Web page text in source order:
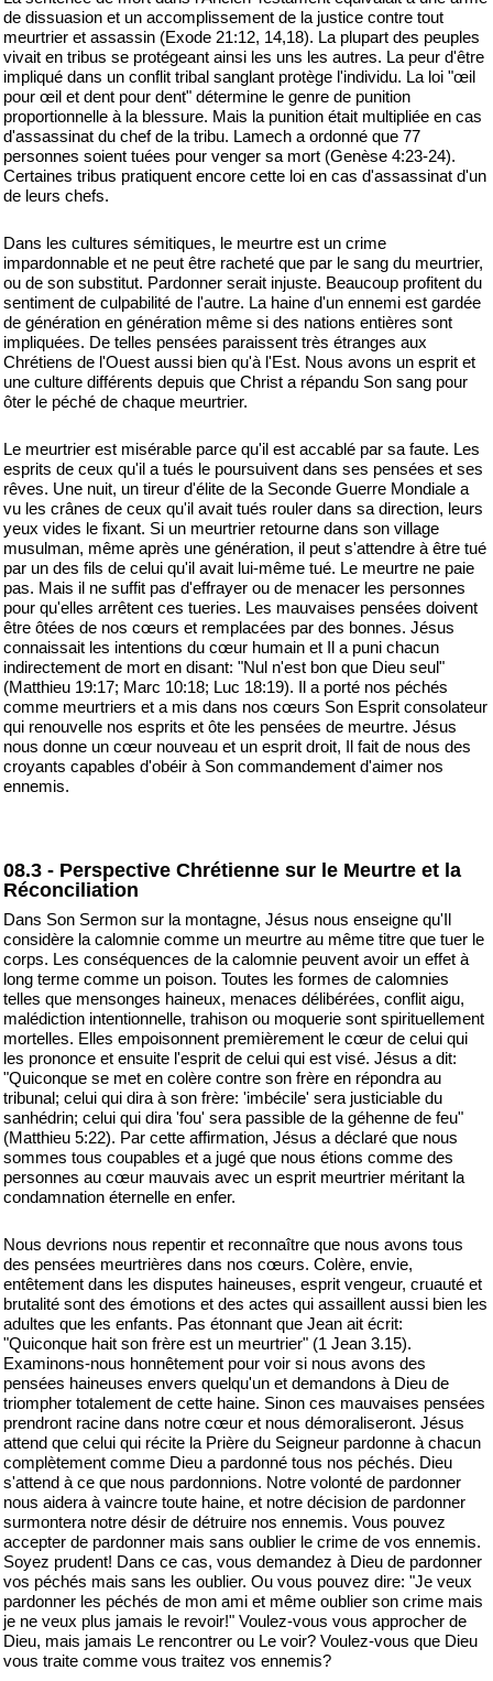
de dissuasion et un accomplissement de la justice contre tout
meurtrier et assassin (Exode 21:12, 14,18). La plupart des peuples
vivait en tribus se protégeant ainsi les uns les autres. La peur d'être
impliqué dans un conflit tribal sanglant protège l'individu. La loi "œil
pour œil et dent pour dent" détermine le genre de punition
proportionnelle à la blessure. Mais la punition était multipliée en cas
d'assassinat du chef de la tribu. Lamech a ordonné que 77
personnes soient tuées pour venger sa mort (Genèse 4:23-24).
Certaines tribus pratiquent encore cette loi en cas d'assassinat d'un
de leurs chefs.
Dans les cultures sémitiques, le meurtre est un crime
impardonnable et ne peut être racheté que par le sang du meurtrier,
ou de son substitut. Pardonner serait injuste. Beaucoup profitent du
sentiment de culpabilité de l'autre. La haine d'un ennemi est gardée
de génération en génération même si des nations entières sont
impliquées. De telles pensées paraissent très étranges aux
Chrétiens de l'Ouest aussi bien qu'à l'Est. Nous avons un esprit et
une culture différents depuis que Christ a répandu Son sang pour
ôter le péché de chaque meurtrier.
Le meurtrier est misérable parce qu'il est accablé par sa faute. Les
esprits de ceux qu'il a tués le poursuivent dans ses pensées et ses
rêves. Une nuit, un tireur d'élite de la Seconde Guerre Mondiale a
vu les crânes de ceux qu'il avait tués rouler dans sa direction, leurs
yeux vides le fixant. Si un meurtrier retourne dans son village
musulman, même après une génération, il peut s'attendre à être tué
par un des fils de celui qu'il avait lui-même tué. Le meurtre ne paie
pas. Mais il ne suffit pas d'effrayer ou de menacer les personnes
pour qu'elles arrêtent ces tueries. Les mauvaises pensées doivent
être ôtées de nos cœurs et remplacées par des bonnes. Jésus
connaissait les intentions du cœur humain et Il a puni chacun
indirectement de mort en disant: "Nul n'est bon que Dieu seul"
(Matthieu 19:17; Marc 10:18; Luc 18:19). Il a porté nos péchés
comme meurtriers et a mis dans nos cœurs Son Esprit consolateur
qui renouvelle nos esprits et ôte les pensées de meurtre. Jésus
nous donne un cœur nouveau et un esprit droit, Il fait de nous des
croyants capables d'obéir à Son commandement d'aimer nos
ennemis.
08.3 - Perspective Chrétienne sur le Meurtre et la
Réconciliation
Dans Son Sermon sur la montagne, Jésus nous enseigne qu'Il
considère la calomnie comme un meurtre au même titre que tuer le
corps. Les conséquences de la calomnie peuvent avoir un effet à
long terme comme un poison. Toutes les formes de calomnies
telles que mensonges haineux, menaces délibérées, conflit aigu,
malédiction intentionnelle, trahison ou moquerie sont spirituellement
mortelles. Elles empoisonnent premièrement le cœur de celui qui
les prononce et ensuite l'esprit de celui qui est visé. Jésus a dit:
"Quiconque se met en colère contre son frère en répondra au
tribunal; celui qui dira à son frère: 'imbécile' sera justiciable du
sanhédrin; celui qui dira 'fou' sera passible de la géhenne de feu"
(Matthieu 5:22). Par cette affirmation, Jésus a déclaré que nous
sommes tous coupables et a jugé que nous étions comme des
personnes au cœur mauvais avec un esprit meurtrier méritant la
condamnation éternelle en enfer.
Nous devrions nous repentir et reconnaître que nous avons tous
des pensées meurtrières dans nos cœurs. Colère, envie,
entêtement dans les disputes haineuses, esprit vengeur, cruauté et
brutalité sont des émotions et des actes qui assaillent aussi bien les
adultes que les enfants. Pas étonnant que Jean ait écrit:
"Quiconque hait son frère est un meurtrier" (1 Jean 3.15).
Examinons-nous honnêtement pour voir si nous avons des
pensées haineuses envers quelqu'un et demandons à Dieu de
triompher totalement de cette haine. Sinon ces mauvaises pensées
prendront racine dans notre cœur et nous démoraliseront. Jésus
attend que celui qui récite la Prière du Seigneur pardonne à chacun
complètement comme Dieu a pardonné tous nos péchés. Dieu
s'attend à ce que nous pardonnions. Notre volonté de pardonner
nous aidera à vaincre toute haine, et notre décision de pardonner
surmontera notre désir de détruire nos ennemis. Vous pouvez
accepter de pardonner mais sans oublier le crime de vos ennemis.
Soyez prudent! Dans ce cas, vous demandez à Dieu de pardonner
vos péchés mais sans les oublier. Ou vous pouvez dire: "Je veux
pardonner les péchés de mon ami et même oublier son crime mais
je ne veux plus jamais le revoir!" Voulez-vous vous approcher de
Dieu, mais jamais Le rencontrer ou Le voir? Voulez-vous que Dieu
vous traite comme vous traitez vos ennemis?